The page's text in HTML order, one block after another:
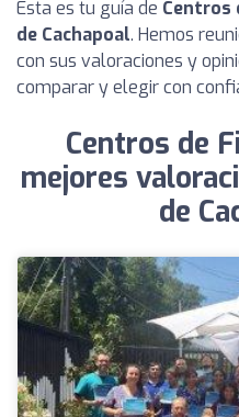
Esta es tu guía de Centros
de Cachapoal. Hemos
con sus valoraciones y
comparar y elegir con
Centros de
mejores
de